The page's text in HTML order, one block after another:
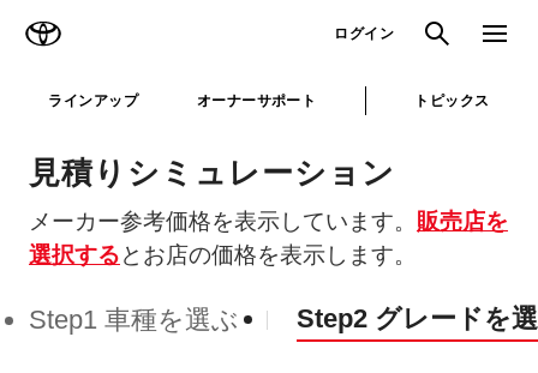
ログイン 検索 メニュ
ラインアップ オーナーサポート トピックス
見積りシミュレーション
メーカー参考価格を表示しています。 販売店を
選択するとお店の価格を表示します。
Step1 車種を選ぶ Step2 グレードを